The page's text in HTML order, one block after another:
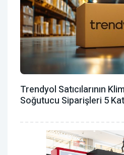
Trendyol Satıcılarının
Soğutucu Siparişleri 5